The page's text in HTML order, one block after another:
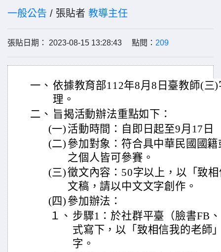
一般公告 / 張貼者 教導主任
張貼日期： 2023-08-15 13:28:43 點閱： 209
一、 依據教育部112年8月8日臺教師(三
理。
二、 旨揭活動辦法重點如下：
(一) 活動時間：自即日起至9月17日
(二) 參加對象：符合具中華民國國
之個人皆可參賽。
(三)徵文內容：50字以上，以「致
文稿，請以中文文字創作。
(四) 參加辦法：
１、 步驟1：於社群平臺（臉書FB
式寫下，以「致相信我的老師
字。